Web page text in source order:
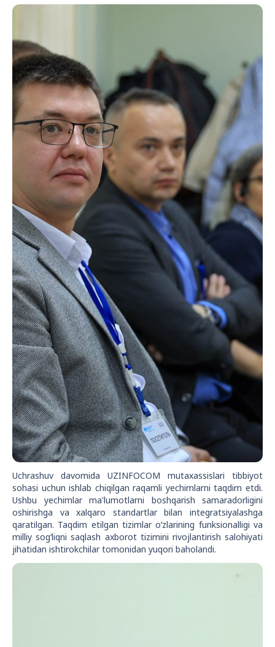
Uchrashuv davomida UZINFOCOM mutaxassislari tibbiyot
sohasi uchun ishlab chiqilgan raqamli yechimlarni taqdim etdi.
Ushbu yechimlar ma'lumotlarni boshqarish samaradorligini
oshirishga va xalqaro standartlar bilan integratsiyalashga
qaratilgan. Taqdim etilgan tizimlar o‘zlarining funksionalligi va
milliy sog‘liqni saqlash axborot tizimini rivojlantirish salohiyati
jihatidan ishtirokchilar tomonidan yuqori baholandi.